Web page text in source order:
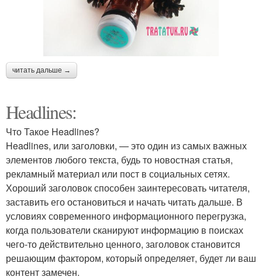
читать дальше →
Headlines:
Что Такое Headlines?
Headlines, или заголовки, — это один из самых важных
элементов любого текста, будь то новостная статья,
рекламный материал или пост в социальных сетях.
Хороший заголовок способен заинтересовать читателя,
заставить его остановиться и начать читать дальше. В
условиях современного информационного перегрузка,
когда пользователи сканируют информацию в поисках
чего-то действительно ценного, заголовок становится
решающим фактором, который определяет, будет ли ваш
контент замечен.